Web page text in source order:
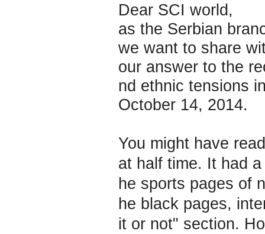
Dear SCI world,
as the Serbian
we want to share
our answer to the
nd ethnic tensions
October 14, 2014.
You might have
at half time. It had
he sports pages of
he black pages,
it or not" section.